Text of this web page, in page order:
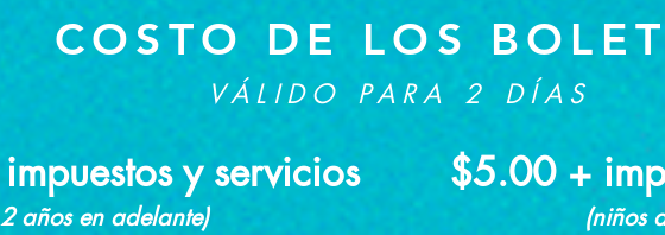
COSTO DE LOS
VÁLIDO PARA 2 DÍAS
y servicios
años en adelante)
$5.00 +
(niños